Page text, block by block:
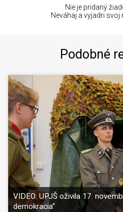
Nie je pridaný
Neváhaj a vyjadri svoj
Podobné
VIDEO: UPJŠ oživila 17.
demokracia“